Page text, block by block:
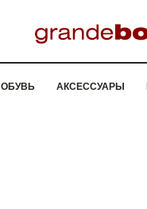
ОБУВЬ АКСЕССУАРЫ